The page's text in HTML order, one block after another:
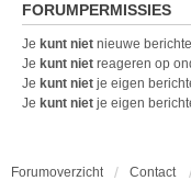
FORUMPERMISSIES
Je kunt niet nieuwe
Je kunt niet reageren op
Je kunt niet je eigen
Je kunt niet je eigen
Forumoverzicht Contact